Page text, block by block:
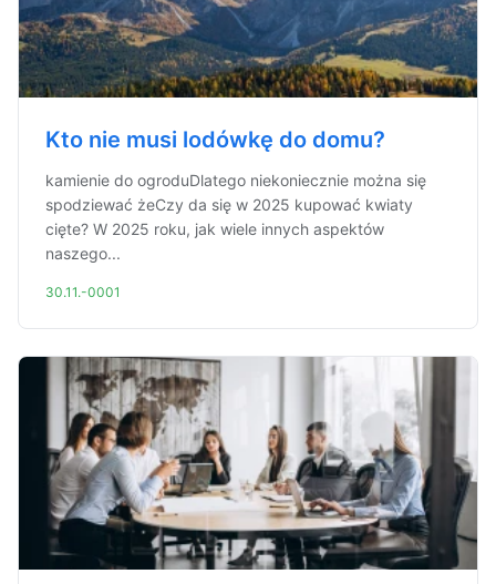
Kto nie musi lodówkę do domu?
kamienie do ogroduDlatego niekoniecznie można się
spodziewać żeCzy da się w 2025 kupować kwiaty
cięte? W 2025 roku, jak wiele innych aspektów
naszego...
30.11.-0001